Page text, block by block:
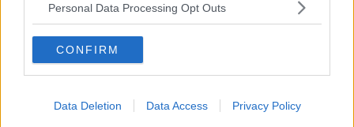
Personal Data Processing Opt Outs
CONFIRM
Data Deletion Data Access Privacy Policy
Congiunti
Principi
​Lettera sulla brevità della vita
​Lettera sulla felicità
​Lettera sul tempo
Pensieri per dopo